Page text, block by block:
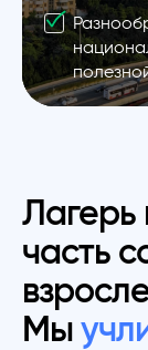
Лагерь
часть
Мы